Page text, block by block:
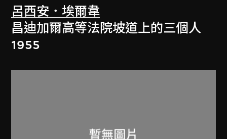
呂西安．埃爾韋
昌迪加爾高等法院坡道上的三個人
1955